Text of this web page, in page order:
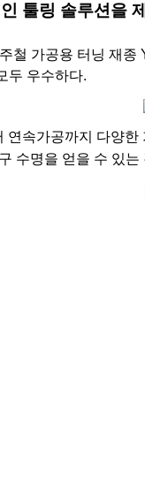
툴링 솔루션을
철 가공용 터닝 재종
두 우수하다.
연속가공까지 다양
수명을 얻을 수 있는